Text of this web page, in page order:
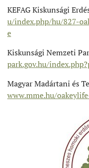
KEFAG Kiskunsági
u/index.php/hu/827-
e
Kiskunsági Nemzeti
park.gov.hu/
Magyar Madártani és
www.mme.hu/